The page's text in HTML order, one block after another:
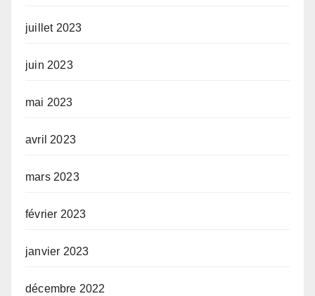
juillet 2023
juin 2023
mai 2023
avril 2023
mars 2023
février 2023
janvier 2023
décembre 2022